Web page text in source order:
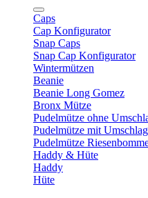
Caps
Cap Konfigurator
Snap Caps
Snap Cap Konfigurator
Wintermützen
Beanie
Beanie Long Gomez
Bronx Mütze
Pudelmütze ohne
Pudelmütze mit Umschlag
Pudelmütze
Haddy & Hüte
Haddy
Hüte